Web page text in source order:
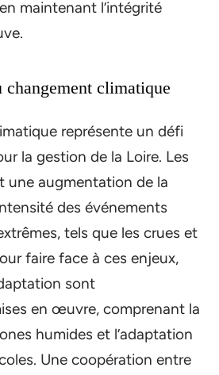
maintenant l’intégrité
changement climatique
représente un défi
la gestion de la Loire. Les
une augmentation de la
des événements
tels que les crues et
faire face à ces enjeux,
sont
en œuvre, comprenant la
humides et l’adaptation
Une coopération entre